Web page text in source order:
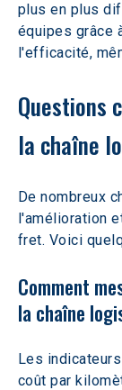
plus en plus
équipes grâce
l'efficacité,
Questions
la chaîne
De nombreux
l'amélioration
fret. Voici
Comment
la chaîne
Les
coût par